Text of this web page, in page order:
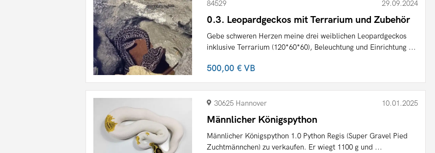
84529 29.09.2024
0.3. Leopardgeckos mit Terrarium und Zubehör
Gebe schweren Herzen meine drei weiblichen Leopardgeckos
inklusive Terrarium (120*60*60), Beleuchtung und Einrichtung ...
500,00 €VB
30625 Hannover 10.01.2025
Männlicher Königspython
Männlicher Königspython 1.0 Python Regis (Super Gravel Pied
Zuchtmännchen) zu verkaufen. Er wiegt 1100 g und ...